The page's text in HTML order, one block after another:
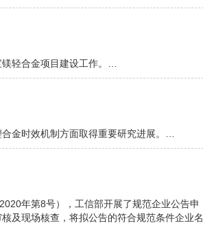
轻合金项目建设工作。…
金时效机制方面取得重要研究进展。…
年第8号），工信部开展了规范企业公告申
及现场核查，将拟公告的符合规范条件企业名